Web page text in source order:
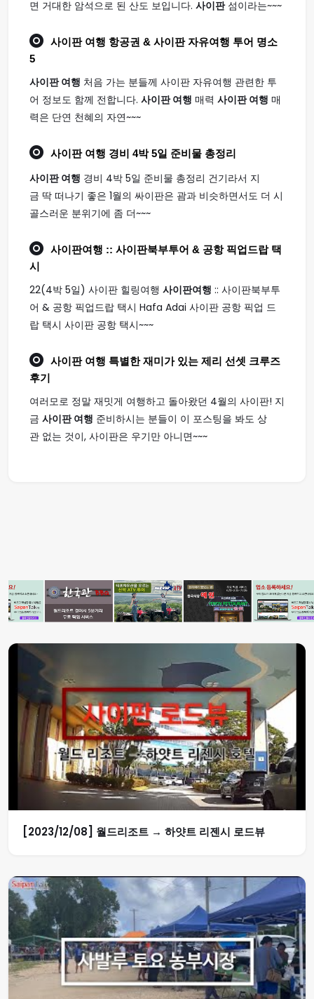
면 거대한 암석으로 된 산도 보입니다. 사이판섬이라는~~~
사이판 여행 항공권 & 사이판 자유여행 투어 명소
5
사이판 여행 처음 가는 분들께 사이판 자유여행 관련한 투
어 정보도 함께 전합니다. 사이판 여행 매력 사이판 여행 매
력은 단연 천혜의 자연~~~
사이판 여행 경비 4박 5일 준비물 총정리
사이판 여행 경비 4박 5일 준비물 총정리 건기라서 지
금 딱 떠나기 좋은 1월의 싸이판은 괌과 비슷하면서도 더 시
골스러운 분위기에 좀 더~~~
사이판여행 :: 사이판북부투어 & 공항 픽업드랍 택
시
22(4박 5일) 사이판 힐링여행 사이판여행 :: 사이판북부투
어 & 공항 픽업드랍 택시 Hafa Adai 사이판 공항 픽업 드
랍 택시 사이판 공항 택시~~~
사이판 여행 특별한 재미가 있는 제리 선셋 크루즈
후기
여러모로 정말 재밋게 여행하고 돌아왔던 4월의 사이판! 지
금 사이판 여행 준비하시는 분들이 이 포스팅을 봐도 상
관 없는 것이, 사이판은 우기만 아니면~~~
[2023/12/08] 월드리조트 → 하얏트 리젠시 로드뷰